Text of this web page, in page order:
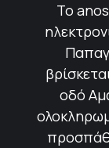
Το
οδό